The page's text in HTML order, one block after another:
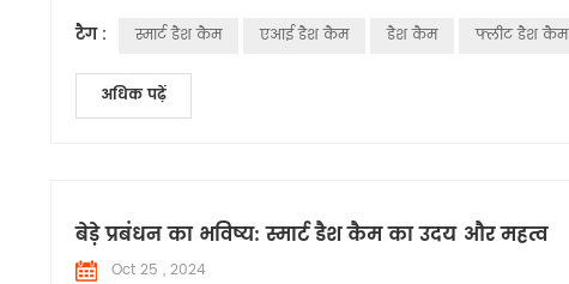
टैग : स्मार्ट डैश कैम एआई डैश कैम डैश कैम फ्लीट डैश कैम
अधिक पढ़ें
बेड़े प्रबंधन का भविष्य: स्मार्ट डैश कैम का उदय और महत्व
Oct 25 , 2024